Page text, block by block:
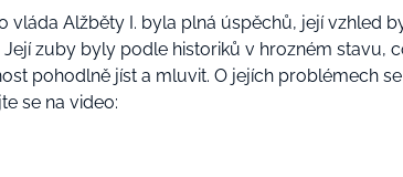
vláda Alžběty I. byla plná úspěchů, její vzhled
Její zuby byly podle historiků v hrozném stavu,
pohodlně jíst a mluvit. O jejích problémech
se na video: